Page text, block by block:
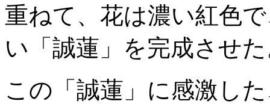
重ねて、花は濃い紅色
い「誠蓮」を完成させ
この「誠蓮」に感激し